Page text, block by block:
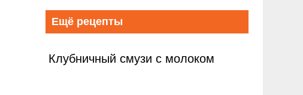
Ещё рецепты
Клубничный смузи с молоком